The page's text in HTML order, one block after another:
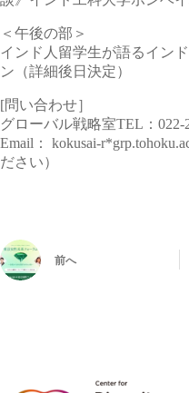
＜午後の部＞
インド人留学生が語るイン
ン（詳細後日決定）
[問い合わせ］
グローバル戦略室TEL：022-
Email： kokusai-
ださい）
前へ